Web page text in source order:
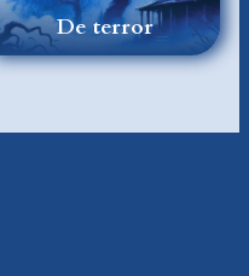
De terror